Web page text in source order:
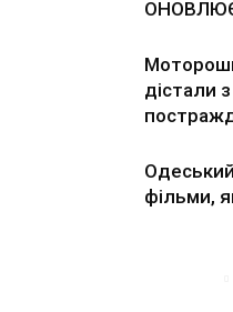
дістали
фільми,